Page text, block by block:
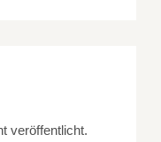
veröffentlicht.